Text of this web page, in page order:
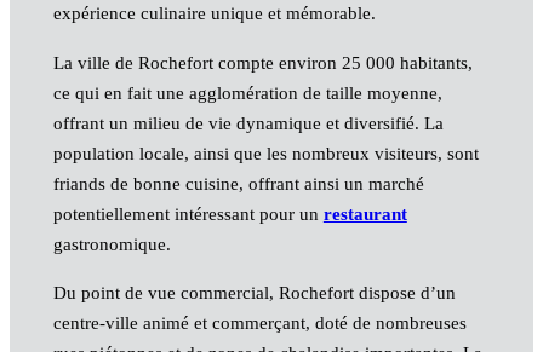
expérience culinaire unique et mémorable.
La ville de Rochefort compte environ 25 000 habitants,
ce qui en fait une agglomération de taille moyenne,
offrant un milieu de vie dynamique et diversifié. La
population locale, ainsi que les nombreux visiteurs, sont
friands de bonne cuisine, offrant ainsi un marché
potentiellement intéressant pour un restaurant
gastronomique.
Du point de vue commercial, Rochefort dispose d’un
centre-ville animé et commerçant, doté de nombreuses